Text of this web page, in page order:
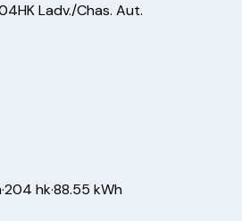
Ladv./Chas. Aut.
·204 hk·88.55 kWh